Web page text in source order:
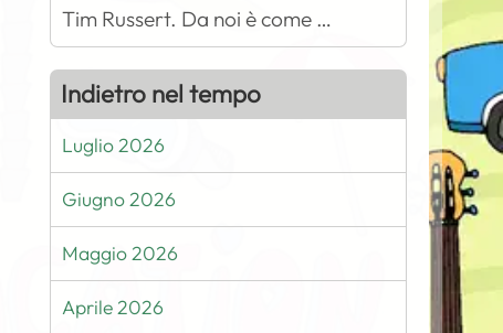
Tim Russert. Da noi è come …
Indietro nel tempo
Luglio 2026
Giugno 2026
Maggio 2026
Aprile 2026